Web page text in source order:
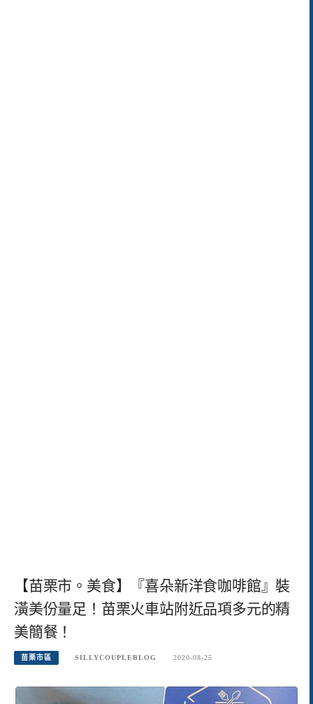
【苗栗市。美食】『喜朵新洋食咖啡館』裝
潢美份量足！苗栗火車站附近品項多元的精
美簡餐！
苗栗市區 SILLYCOUPLEBLOG 2020-08-25